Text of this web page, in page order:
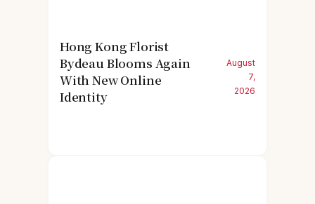
Hong Kong Florist
Bydeau Blooms Again
With New Online
Identity
August
7,
2026